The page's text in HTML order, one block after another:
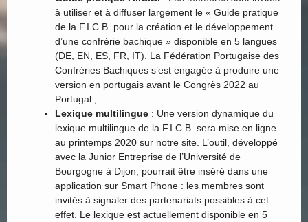
à utiliser et à diffuser largement le « Guide pratique
de la F.I.C.B. pour la création et le développement
d’une confrérie bachique » disponible en 5 langues
(DE, EN, ES, FR, IT). La Fédération Portugaise des
Confréries Bachiques s’est engagée à produire une
version en portugais avant le Congrès 2022 au
Portugal ;
Lexique multilingue : Une version dynamique du
lexique multilingue de la F.I.C.B. sera mise en ligne
au printemps 2020 sur notre site. L’outil, développé
avec la Junior Entreprise de l’Université de
Bourgogne à Dijon, pourrait être inséré dans une
application sur Smart Phone : les membres sont
invités à signaler des partenariats possibles à cet
effet. Le lexique est actuellement disponible en 5